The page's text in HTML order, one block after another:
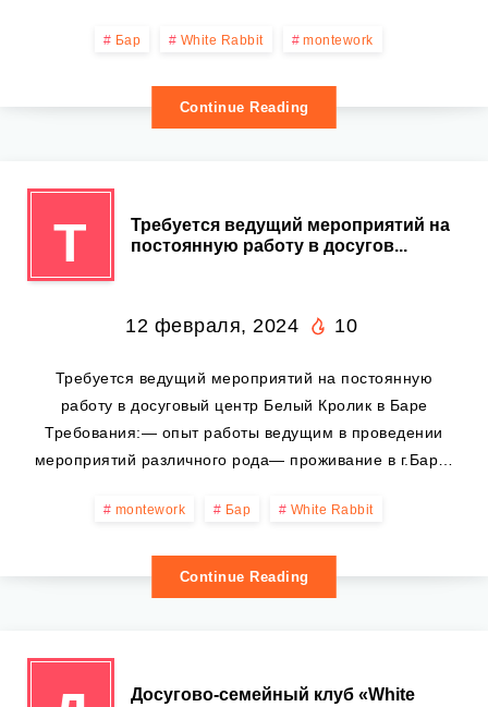
Бар White Rabbit montework
Continue Reading
Т
Требуется ведущий мероприятий на
постоянную работу в досугов...
12 февраля, 2024 10
Требуется ведущий мероприятий на постоянную
работу в досуговый центр Белый Кролик в Баре
Требования:— опыт работы ведущим в проведении
мероприятий различного рода— проживание в г.Бар…
montework Бар White Rabbit
Continue Reading
Досугово-семейный клуб «White